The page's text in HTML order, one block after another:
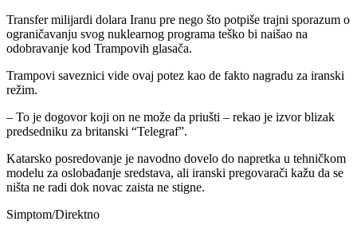
Transfer milijardi dolara Iranu pre nego što potpiše trajni sporazum o
ograničavanju svog nuklearnog programa teško bi naišao na
odobravanje kod Trampovih glasača.
Trampovi saveznici vide ovaj potez kao de fakto nagradu za iranski
režim.
– To je dogovor koji on ne može da priušti – rekao je izvor blizak
predsedniku za britanski “Telegraf”.
Katarsko posredovanje je navodno dovelo do napretka u tehničkom
modelu za oslobađanje sredstava, ali iranski pregovarači kažu da se
ništa ne radi dok novac zaista ne stigne.
Simptom/Direktno